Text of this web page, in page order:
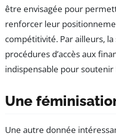
être envisagée pour
renforcer leur
compétitivité. Par ailleurs,
procédures d’accès aux
indispensable pour soutenir
Une
Une autre donnée